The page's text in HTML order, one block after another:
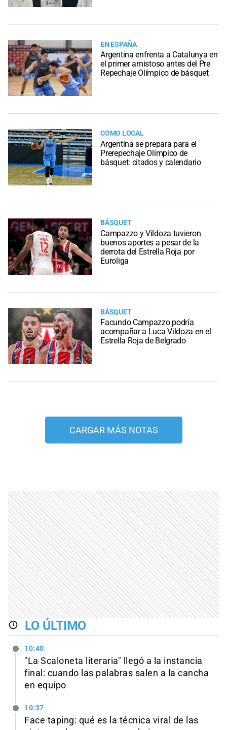
EN ESPAÑA
Argentina enfrenta a Catalunya en
el primer amistoso antes del Pre
Repechaje Olímpico de básquet
COMO LOCAL
Argentina se prepara para el
Prerepechaje Olímpico de
básquet: citados y calendario
BÁSQUET
Campazzo y Vildoza tuvieron
buenos aportes a pesar de la
derrota del Estrella Roja por
Euroliga
BÁSQUET
Facundo Campazzo podría
acompañar a Luca Vildoza en el
Estrella Roja de Belgrado
CARGAR MÁS NOTAS
LO ÚLTIMO
10:40
"La Scaloneta literaria" llegó a la instancia
final: cuando las palabras salen a la cancha
en equipo
10:37
Face taping: qué es la técnica viral de las